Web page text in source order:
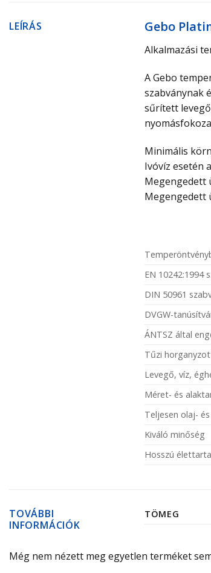
LEÍRÁS Gebo
Alkalmazási
A Gebo
szabványnak
sűrített
Minimális
Ivóvíz esetén
Megengedett
Megengedett
EN 10242:1994
DIN 50961
DVGW-
ÁNTSZ által
Tűzi
Levegő, víz,
Méret- és
Teljesen olaj-
Kiváló minőség
Hosszú
TOVÁBBI
INFORMÁCIÓK
TÖMEG
Még nem nézett meg egyetlen terméket